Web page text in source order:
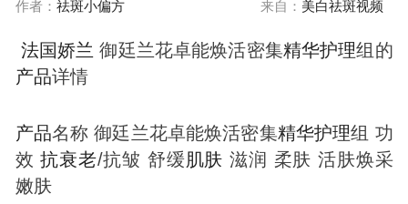
作者： 祛斑小偏方 来自： 美白祛斑视频
法国娇兰 御廷兰花卓能焕活密集精华护理组的
产品详情
产品名称 御廷兰花卓能焕活密集精华护理组 功
效抗衰老/抗皱 舒缓肌肤 滋润 柔肤 活肤焕采
嫩肤